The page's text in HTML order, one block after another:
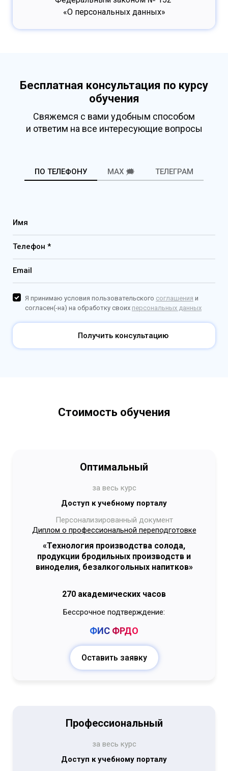
«О персональных данных»
Бесплатная консультация по курсу
обучения
Свяжемся с вами удобным способом
и ответим на все интересующие вопросы
ПО ТЕЛЕФОНУ MAX 🗯️ ТЕЛЕГРАМ
Имя
Телефон *
Email
Получить консультацию
Я принимаю условия пользовательского соглашения и
согласен(-на) на обработку своих персональных данных
Стоимость обучения
Оптимальный
за весь курс
Доступ к учебному порталу
Персонализированный документ
Диплом о профессиональной переподготовке
«Технология производства солода,
продукции бродильных производств и
виноделия, безалкогольных напитков»
270 академических часов
Бессрочное подтверждение:
ФИС ФРДО
Оставить заявку
Профессиональный
за весь курс
Доступ к учебному порталу